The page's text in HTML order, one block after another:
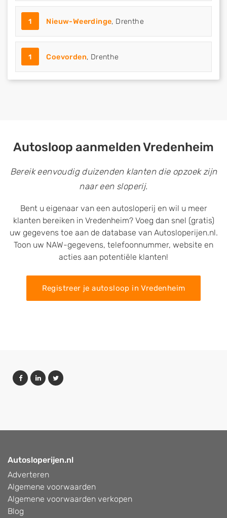
1 Nieuw-Weerdinge, Drenthe
1 Coevorden, Drenthe
Autosloop aanmelden Vredenheim
Bereik eenvoudig duizenden klanten die opzoek zijn
naar een sloperij.
Bent u eigenaar van een autosloperij en wil u meer
klanten bereiken in Vredenheim? Voeg dan snel (gratis)
uw gegevens toe aan de database van Autosloperijen.nl.
Toon uw NAW-gegevens, telefoonnummer, website en
acties aan potentiële klanten!
Registreer je autosloop in Vredenheim
Autosloperijen.nl
Adverteren
Algemene voorwaarden
Algemene voorwaarden verkopen
Blog